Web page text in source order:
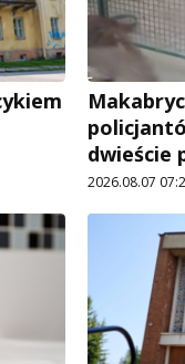
dwieście
2026.08.07